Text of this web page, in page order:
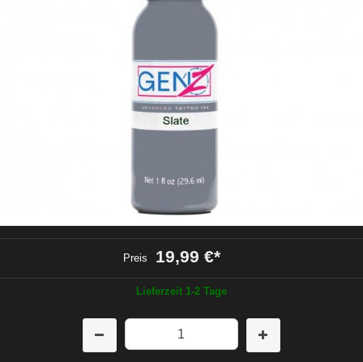
Preis 19,99 €*
Lieferzeit 1-2 Tage